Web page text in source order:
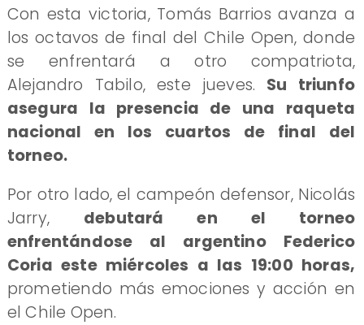
​Con esta victoria, Tomás Barrios avanza a
los octavos de final del Chile Open, donde
se enfrentará a otro compatriota,
Alejandro Tabilo, este jueves. Su triunfo
asegura la presencia de una raqueta
nacional en los cuartos de final del
torneo.
Por otro lado, el campeón defensor, Nicolás
Jarry, debutará en el torneo
enfrentándose al argentino Federico
Coria este miércoles a las 19:00 horas,
prometiendo más emociones y acción en
el Chile Open.